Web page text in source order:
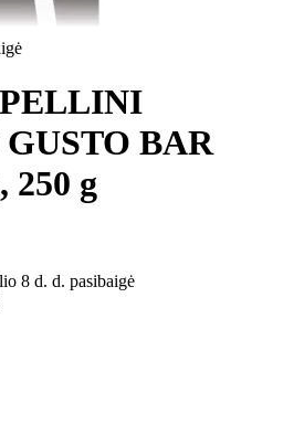
GUSTO BAR
250 g
8 d. d. pasibaigė